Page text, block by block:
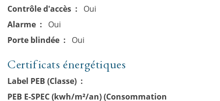
Contrôle d'accès
Oui
Alarme
Oui
Porte blindée
Oui
Certificats énergétiques
Label PEB (Classe)
PEB E-SPEC (kwh/m²/an) (Consommation